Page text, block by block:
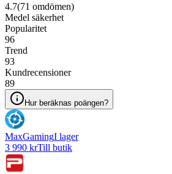
4.7(71 omdömen)
Medel säkerhet
Popularitet
96
Trend
93
Kundrecensioner
89
Hur beräknas poängen?
MaxGamingI lager
3 990 krTill butik